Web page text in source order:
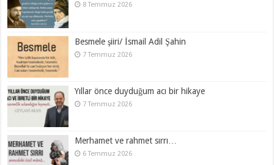
8 Temmuz 2026
Besmele şiiri/ İsmail Adil Şahin
7 Temmuz 2026
Yıllar önce duyduğum acı bir hikaye
7 Temmuz 2026
Merhamet ve rahmet sırrı…
6 Temmuz 2026